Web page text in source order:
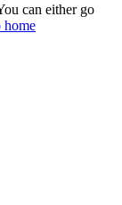
can either go
home